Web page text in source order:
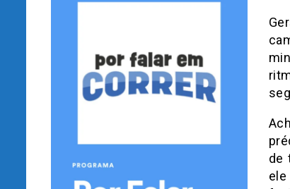
de